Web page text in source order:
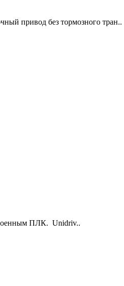
привод без тормозного тран..
ПЛК. Unidriv..